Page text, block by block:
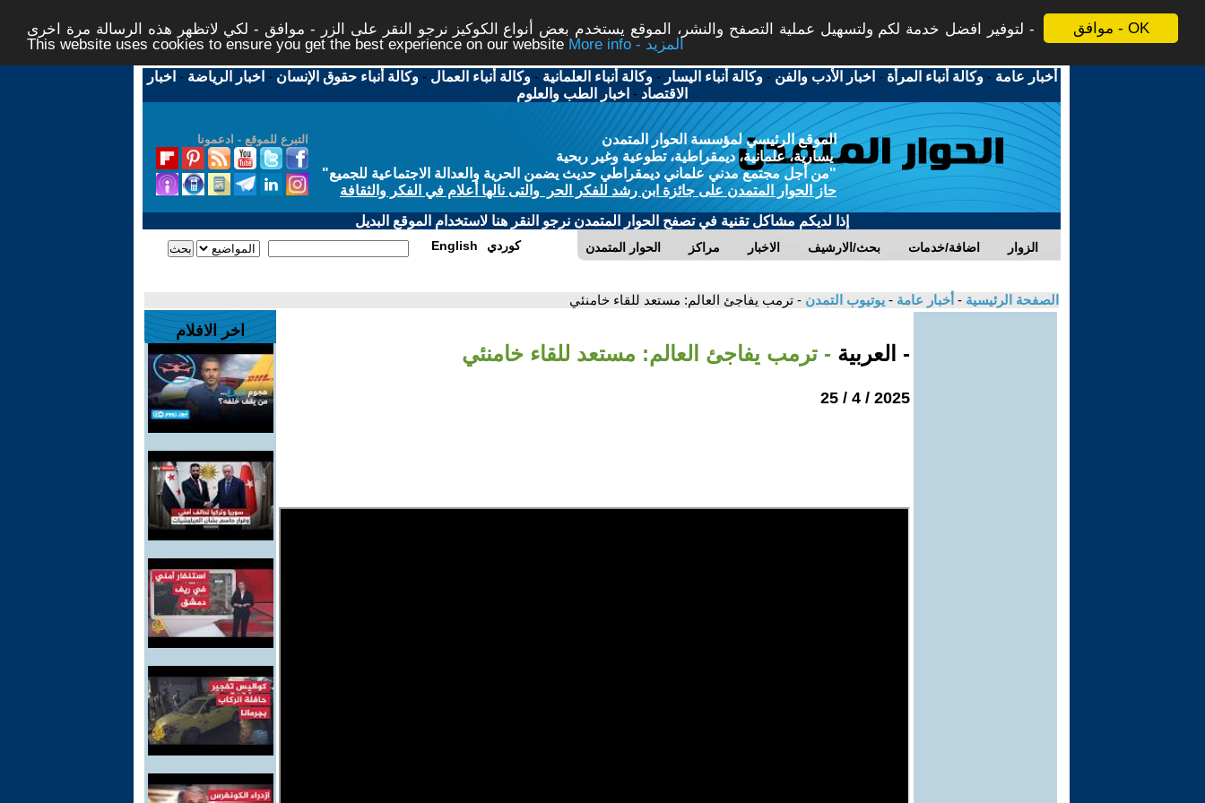
موافق - OK
لتوفير افضل خدمة لكم ولتسهيل عملية التصفح والنشر، الموقع يستخدم بعض أنواع الكوكيز نرجو النقر على الزر - موافق - لكي لاتظهر هذه الرسالة مرة اخرى -
This website uses cookies to ensure you get the best experience on our website
More info - المزيد
أخبار عامة -وكالة أنباء المرأة - اخبار الأدب والفن -وكالة أنباء اليسار -وكالة أنباء العلمانية -وكالة أنباء العمال -وكالة أنباء حقوق الإنسان - اخبار الرياضة - اخبار
الاقتصاد - اخبار الطب والعلوم
التبرع للموقع - ادعمونا
الموقع الرئيسي لمؤسسة الحوار المتمدن
يسارية، علمانية، ديمقراطية، تطوعية وغير ربحية
"من أجل مجتمع مدني علماني ديمقراطي حديث يضمن الحرية والعدالة الاجتماعية للجميع"
حاز الحوار المتمدن على جائزة ابن رشد للفكر الحر والتى نالها أعلام في الفكر والثقافة
إذا لديكم مشاكل تقنية في تصفح الحوار المتمدن نرجو النقر هنا لاستخدام الموقع البديل
الحوار المتمدن مراكز الاخبار بحث/الارشيف اضافة/خدمات الزوار English كوردي
الصفحة الرئيسية - أخبار عامة - يوتيوب التمدن - ترمب يفاجئ العالم: مستعد للقاء خامنئي
- العربية - ترمب يفاجئ العالم: مستعد للقاء خامنئي
2025 / 4 / 25
اخر الافلام